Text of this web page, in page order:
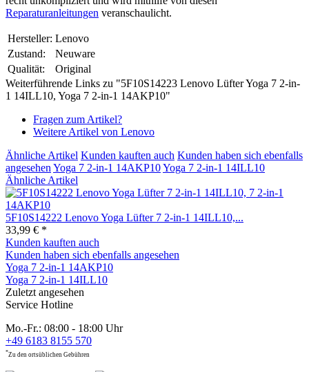
Reparaturanleitungen veranschaulicht.
Hersteller: Lenovo
Zustand:
Neuware
Qualität:
Original
Weiterführende Links zu "5F10S14223 Lenovo Lüfter Yoga 7 2-in-
1 14ILL10, Yoga 7 2-in-1 14AKP10"
Fragen zum Artikel?
Weitere Artikel von Lenovo
Ähnliche Artikel Kunden kauften auch Kunden haben sich ebenfalls
angesehen Yoga 7 2-in-1 14AKP10Yoga 7 2-in-1 14ILL10
Ähnliche Artikel
5F10S14222 Lenovo Yoga Lüfter 7 2-in-1 14ILL10,...
33,99 € *
Kunden kauften auch
Kunden haben sich ebenfalls angesehen
Yoga 7 2-in-1 14AKP10
Yoga 7 2-in-1 14ILL10
Zuletzt angesehen
Service Hotline
Mo.-Fr.: 08:00 - 18:00 Uhr
+49 6183 8155 570
*Zu den ortsüblichen Gebühren